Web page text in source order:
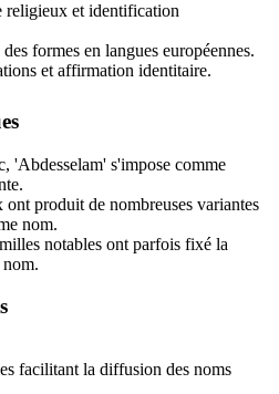
religieux et identification
formes en langues européennes.
et affirmation identitaire.
'Abdesselam' s'impose comme
produit de nombreuses variantes
nom.
notables ont parfois fixé la
facilitant la diffusion des noms